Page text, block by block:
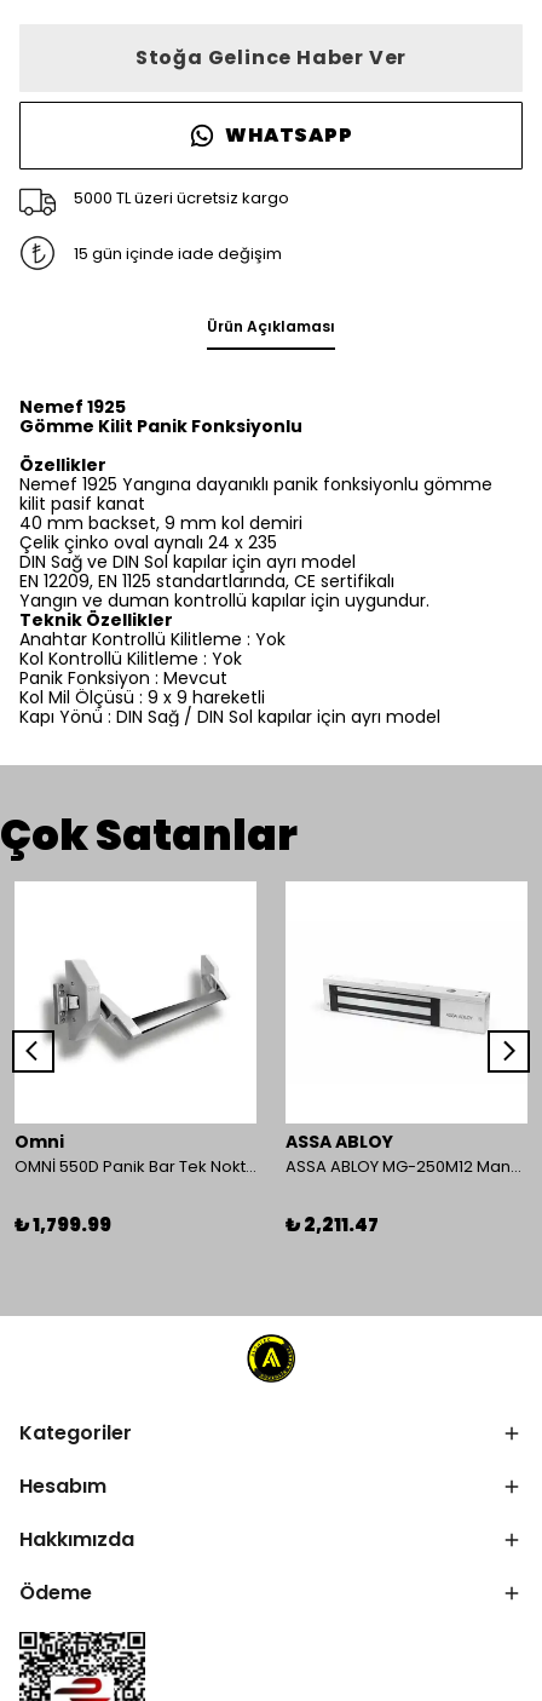
Stoğa Gelince Haber Ver
WHATSAPP
5000 TL üzeri ücretsiz kargo
15 gün içinde iade değişim
Ürün Açıklaması
Nemef 1925
Gömme Kilit Panik Fonksiyonlu
Özellikler
Nemef 1925 Yangına dayanıklı panik fonksiyonlu gömme
kilit pasif kanat
40 mm backset, 9 mm kol demiri
Çelik çinko oval aynalı 24 x 235
DIN Sağ ve DIN Sol kapılar için ayrı model
EN 12209, EN 1125 standartlarında, CE sertifikalı
Yangın ve duman kontrollü kapılar için uygundur.
Teknik Özellikler
Anahtar Kontrollü Kilitleme : Yok
Kol Kontrollü Kilitleme : Yok
Panik Fonksiyon : Mevcut
Kol Mil Ölçüsü : 9 x 9 hareketli
Kapı Yönü : DIN Sağ / DIN Sol kapılar için ayrı model
Çok Satanlar
Omni
OMNİ 550D Panik Bar Tek Nokta Yüzey Tip
₺ 1,799.99
ASSA ABLOY
ASSA ABLOY MG-250M12 Manyetik Kilit
₺ 2,211.47
Kategoriler
Hesabım
Hakkımızda
Ödeme